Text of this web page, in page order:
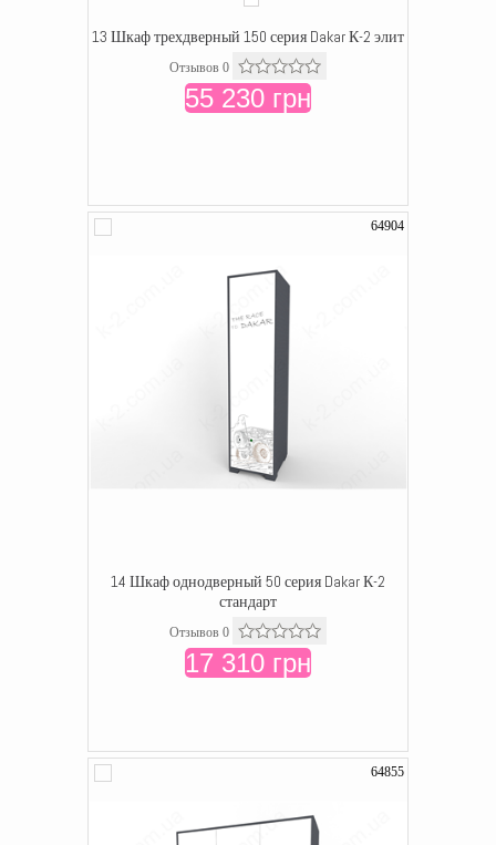
13 Шкаф трехдверный 150 серия Dakar К-2 элит
Отзывов 0
55 230 грн
64904
14 Шкаф однодверный 50 серия Dakar К-2
стандарт
Отзывов 0
17 310 грн
64855